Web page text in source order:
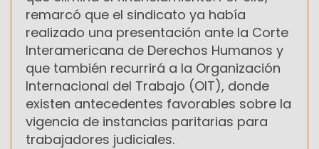
remarcó que el sindicato ya había
realizado una presentación ante la Corte
Interamericana de Derechos Humanos y
que también recurrirá a la Organización
Internacional del Trabajo (OIT), donde
existen antecedentes favorables sobre la
vigencia de instancias paritarias para
trabajadores judiciales.